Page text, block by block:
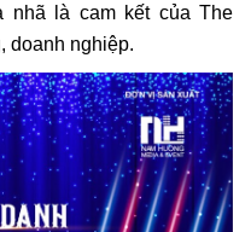
nhã là cam kết của The
doanh nghiệp.